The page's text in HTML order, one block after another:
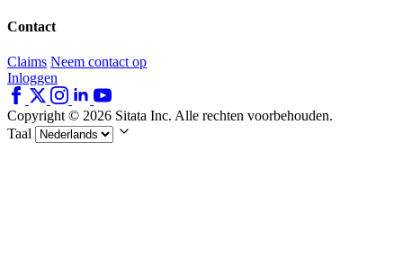
Contact
Claims Neem contact op
Inloggen
Copyright © 2026 Sitata Inc. Alle rechten voorbehouden.
Taal